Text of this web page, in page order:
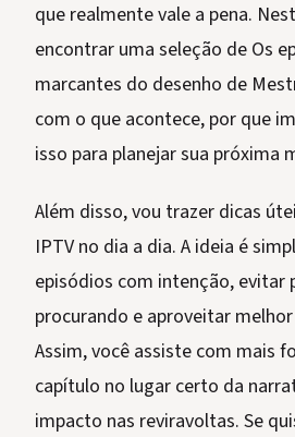
que realmente vale a pena.
encontrar uma seleção de Os
marcantes do desenho de
com o que acontece, por que
isso para planejar sua próxima
Além disso, vou trazer dicas
IPTV no dia a dia. A ideia é
episódios com intenção, evitar
procurando e aproveitar
Assim, você assiste com mais
capítulo no lugar certo da
impacto nas reviravoltas. Se